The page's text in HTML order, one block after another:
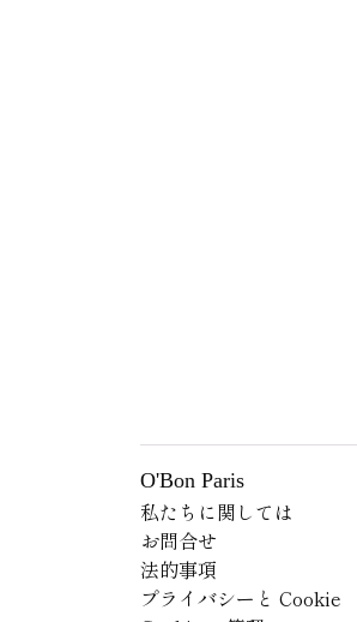
O'Bon Paris
私たちに関しては
お問合せ
法的事項
プライバシーと Cookie